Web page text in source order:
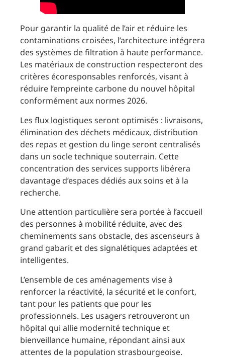
Pour garantir la qualité de l’air et réduire les
contaminations croisées, l’architecture intégrera
des systèmes de filtration à haute performance.
Les matériaux de construction respecteront des
critères écoresponsables renforcés, visant à
réduire l’empreinte carbone du nouvel hôpital
conformément aux normes 2026.
Les flux logistiques seront optimisés : livraisons,
élimination des déchets médicaux, distribution
des repas et gestion du linge seront centralisés
dans un socle technique souterrain. Cette
concentration des services supports libérera
davantage d’espaces dédiés aux soins et à la
recherche.
Une attention particulière sera portée à l’accueil
des personnes à mobilité réduite, avec des
cheminements sans obstacle, des ascenseurs à
grand gabarit et des signalétiques adaptées et
intelligentes.
L’ensemble de ces aménagements vise à
renforcer la réactivité, la sécurité et le confort,
tant pour les patients que pour les
professionnels. Les usagers retrouveront un
hôpital qui allie modernité technique et
bienveillance humaine, répondant ainsi aux
attentes de la population strasbourgeoise.